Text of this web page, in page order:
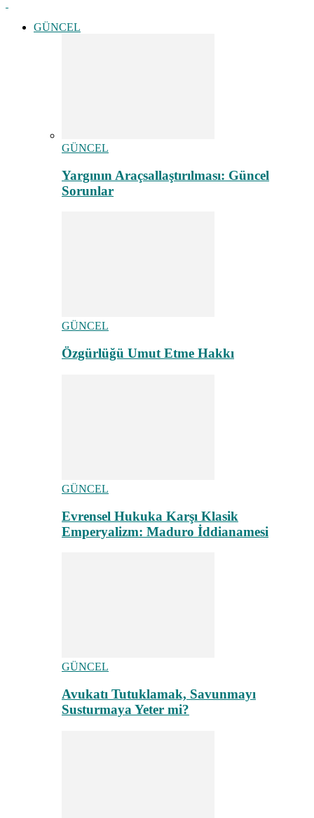
GÜNCEL
GÜNCEL
Yargının Araçsallaştırılması: Güncel
Sorunlar
GÜNCEL
Özgürlüğü Umut Etme Hakkı
GÜNCEL
Evrensel Hukuka Karşı Klasik
Emperyalizm: Maduro İddianamesi
GÜNCEL
Avukatı Tutuklamak, Savunmayı
Susturmaya Yeter mi?